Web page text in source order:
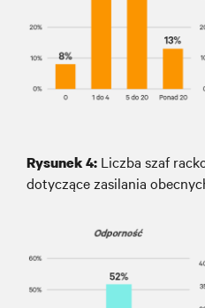
Rysunek4: Liczba szaf
dotyczące zasilania